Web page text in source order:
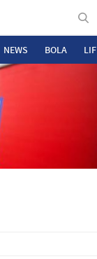
NEWS BOLA